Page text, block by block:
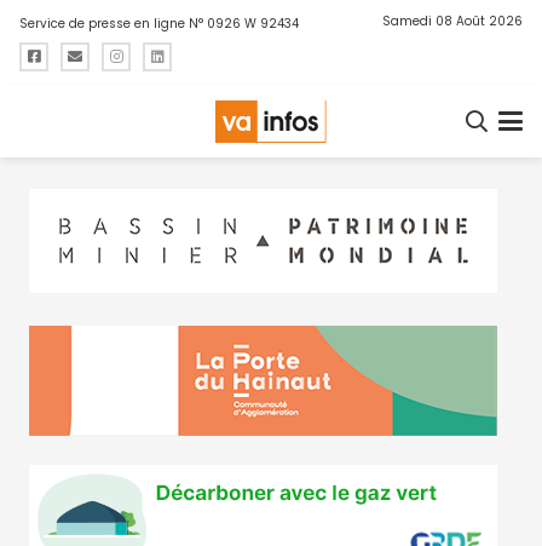
Service de presse en ligne N° 0926 W 92434 Samedi 08 Août 2026